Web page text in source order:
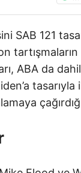
SAB 121
tartışmaların
ABA da